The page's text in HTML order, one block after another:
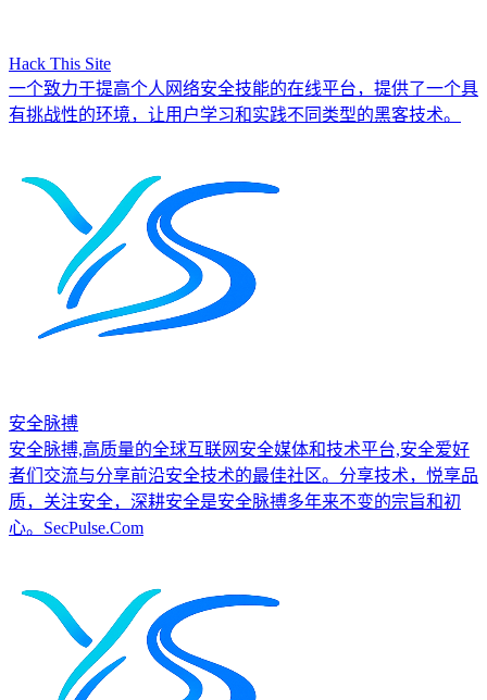
Hack This Site
一个致力于提高个人网络安全技能的在线平台，提供了一个具
有挑战性的环境，让用户学习和实践不同类型的黑客技术。
安全脉搏
安全脉搏,高质量的全球互联网安全媒体和技术平台,安全爱好
者们交流与分享前沿安全技术的最佳社区。分享技术，悦享品
质，关注安全，深耕安全是安全脉搏多年来不变的宗旨和初
心。SecPulse.Com